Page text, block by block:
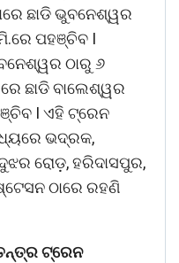
ଛାଡି ଭୁବନେଶ୍ୱର
ପହଞ୍ଚିବ I
ଠାରୁ ୬
ଛାଡି ବାଲେଶ୍ୱର
I ଏହି ଟ୍ରେନ
ଭଦ୍ରକ,
ରୋଡ଼, ହରିଦାସପୁର,
ଠାରେ ରହଣି
ଟ୍ରେନ